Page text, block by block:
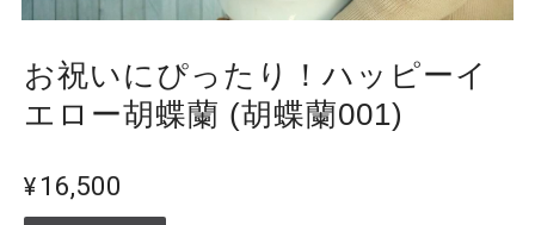
お祝いにぴったり！ハッピーイ
エロー胡蝶蘭 (胡蝶蘭001)
¥16,500